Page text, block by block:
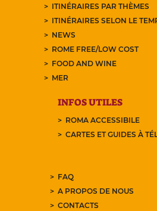
ITINÉRAIRES PAR THÈMES
ITINÉRAIRES SELON LE
NEWS
ROME FREE/LOW COST
FOOD AND WINE
MER
INFOS UTILES
ROMA ACCESSIBILE
CARTES ET GUIDES À
FAQ
A PROPOS DE NOUS
CONTACTS